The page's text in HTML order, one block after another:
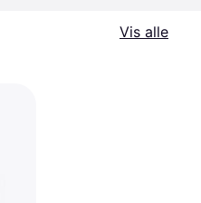
Vis alle